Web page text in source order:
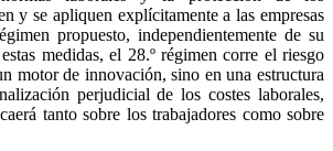
y se apliquen explícitamente a las empresas
propuesto, independientemente de su
medidas, el 28.º régimen corre el riesgo
motor de innovación, sino en una estructura
perjudicial de los costes laborales,
tanto sobre los trabajadores como sobre